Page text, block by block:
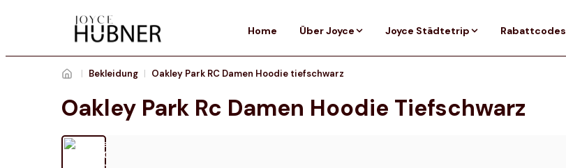
Home Über Joyce Joyce Städtetrip Rabattcodes
| Bekleidung | Oakley Park RC Damen Hoodie tiefschwarz
Oakley Park Rc Damen Hoodie Tiefschwarz